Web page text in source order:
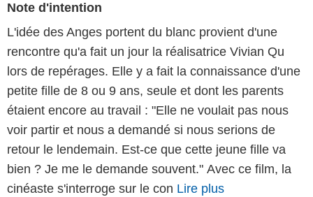
Note d'intention
L'idée des Anges portent du blanc provient d'une
rencontre qu'a fait un jour la réalisatrice Vivian Qu
lors de repérages. Elle y a fait la connaissance d'une
petite fille de 8 ou 9 ans, seule et dont les parents
étaient encore au travail : "Elle ne voulait pas nous
voir partir et nous a demandé si nous serions de
retour le lendemain. Est-ce que cette jeune fille va
bien ? Je me le demande souvent." Avec ce film, la
cinéaste s'interroge sur le con Lire plus